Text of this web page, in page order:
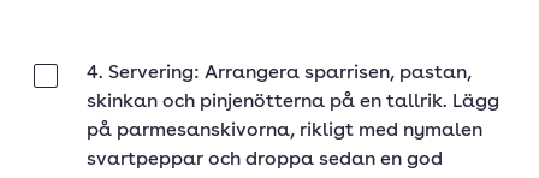
4. Servering: Arrangera sparrisen, pastan,
skinkan och pinjenötterna på en tallrik. Lägg
på parmesanskivorna, rikligt med nymalen
svartpeppar och droppa sedan en god